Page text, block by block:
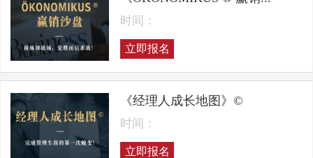
时间：
立即报名
《经理人成长地图》©
时间：
立即报名